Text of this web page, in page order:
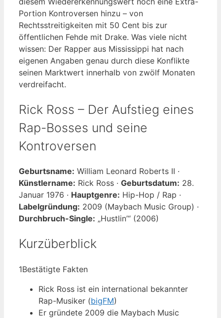
Portion Kontroversen hinzu – von
Rechtsstreitigkeiten mit 50 Cent bis zur
öffentlichen Fehde mit Drake. Was viele nicht
wissen: Der Rapper aus Mississippi hat nach
eigenen Angaben genau durch diese Konflikte
seinen Marktwert innerhalb von zwölf Monaten
verdreifacht.
Rick Ross – Der Aufstieg eines
Rap-Bosses und seine
Kontroversen
Geburtsname: William Leonard Roberts II ·
Künstlername: Rick Ross · Geburtsdatum: 28.
Januar 1976 · Hauptgenre: Hip-Hop / Rap ·
Labelgründung: 2009 (Maybach Music Group) ·
Durchbruch-Single: „Hustlin’“ (2006)
Kurzüberblick
1Bestätigte Fakten
Rick Ross ist ein international bekannter
Rap-Musiker (bigFM)
Er gründete 2009 die Maybach Music